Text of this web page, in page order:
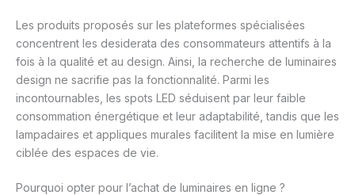
Les produits proposés sur les plateformes spécialisées
concentrent les desiderata des consommateurs attentifs à la
fois à la qualité et au design. Ainsi, la recherche de luminaires
design ne sacrifie pas la fonctionnalité. Parmi les
incontournables, les spots LED séduisent par leur faible
consommation énergétique et leur adaptabilité, tandis que les
lampadaires et appliques murales facilitent la mise en lumière
ciblée des espaces de vie.
Pourquoi opter pour l’achat de luminaires en ligne ?